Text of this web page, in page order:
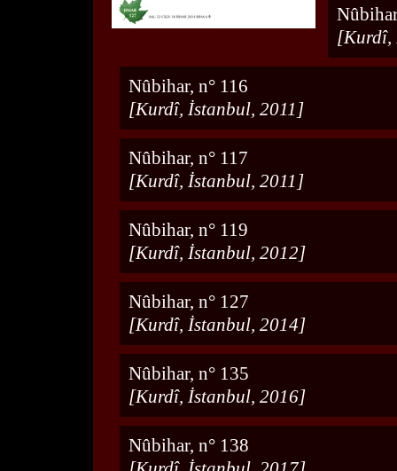
[Kurdî,
Nûbihar, n° 116
[Kurdî, İstanbul, 2011]
Nûbihar, n° 117
[Kurdî, İstanbul, 2011]
Nûbihar, n° 119
[Kurdî, İstanbul, 2012]
Nûbihar, n° 127
[Kurdî, İstanbul, 2014]
Nûbihar, n° 135
[Kurdî, İstanbul, 2016]
Nûbihar, n° 138